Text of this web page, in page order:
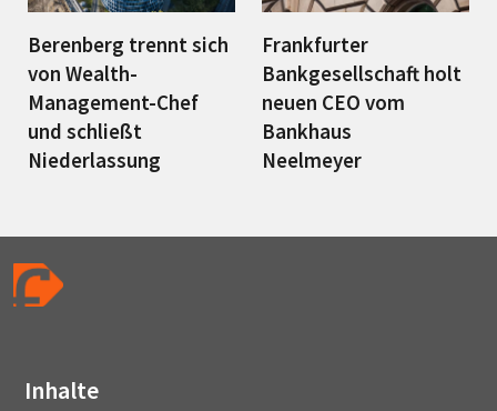
Berenberg trennt sich
von Wealth-
Management-Chef
und schließt
Niederlassung
Frankfurter
Bankgesellschaft holt
neuen CEO vom
Bankhaus
Neelmeyer
Inhalte